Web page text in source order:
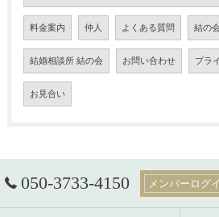
料金案内 仲人 よくある質問 結の
結婚相談所 結の会 お問い合わせ プラ
お見合い
050-3733-4150 メンバーログ